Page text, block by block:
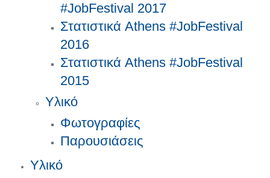
#JobFestival 2017
Στατιστικά Athens #JobFestival
2016
Στατιστικά Athens #JobFestival
2015
Υλικό
Φωτογραφίες
Παρουσιάσεις
Υλικό